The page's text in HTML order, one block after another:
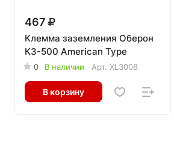
467
Клемма заземления Оберон
КЗ-500 American Type
0 В наличии Арт. XL3008
В корзину